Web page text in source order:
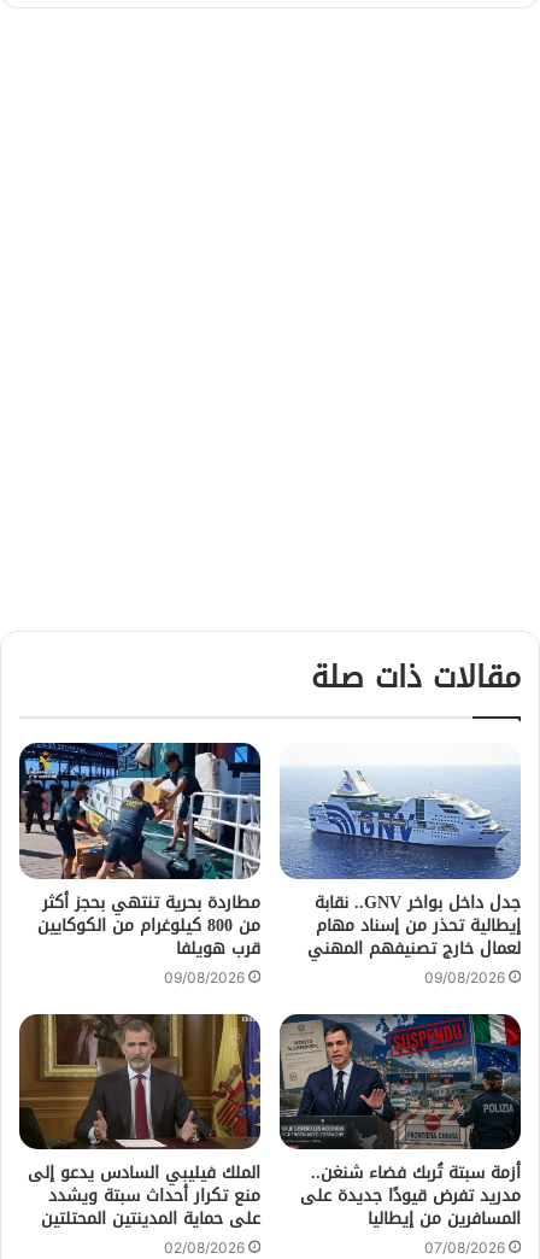
مقالات ذات صلة
جدل داخل بواخر GNV.. نقابة
إيطالية تحذر من إسناد مهام
لعمال خارج تصنيفهم المهني
09/08/2026
مطاردة بحرية تنتهي بحجز أكثر
من 800 كيلوغرام من الكوكايين
قرب هويلفا
09/08/2026
أزمة سبتة تُربك فضاء شنغن..
مدريد تفرض قيودًا جديدة على
المسافرين من إيطاليا
07/08/2026
الملك فيليبي السادس يدعو إلى
منع تكرار أحداث سبتة ويشدد
على حماية المدينتين المحتلتين
02/08/2026